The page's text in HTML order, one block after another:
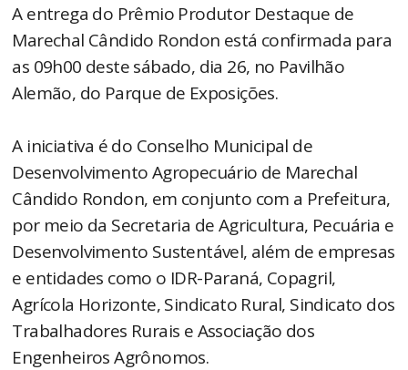
A entrega do Prêmio Produtor Destaque de
Marechal Cândido Rondon está confirmada para
as 09h00 deste sábado, dia 26, no Pavilhão
Alemão, do Parque de Exposições.
A iniciativa é do Conselho Municipal de
Desenvolvimento Agropecuário de Marechal
Cândido Rondon, em conjunto com a Prefeitura,
por meio da Secretaria de Agricultura, Pecuária e
Desenvolvimento Sustentável, além de empresas
e entidades como o IDR-Paraná, Copagril,
Agrícola Horizonte, Sindicato Rural, Sindicato dos
Trabalhadores Rurais e Associação dos
Engenheiros Agrônomos.